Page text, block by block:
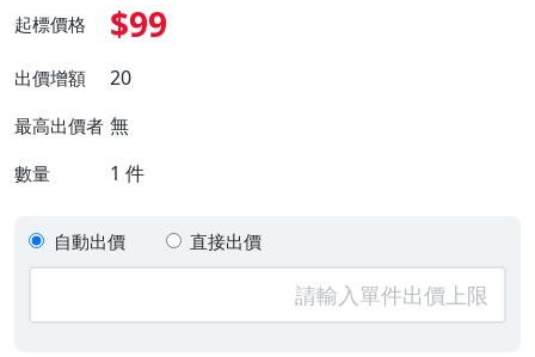
起標價格 $99
出價增額 20
最高出價者 無
數量 1 件
自動出價 直接出價